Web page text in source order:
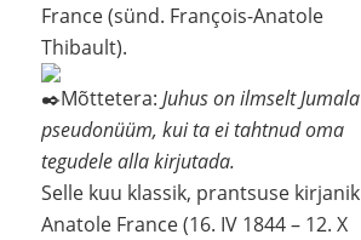
France (sünd. François-Anatole
Thibault).
Mõttetera: Juhus on ilmselt Jumala
pseudonüüm, kui ta ei tahtnud oma
tegudele alla kirjutada.
Selle kuu klassik, prantsuse kirjanik
Anatole France (16. IV 1844 – 12. X